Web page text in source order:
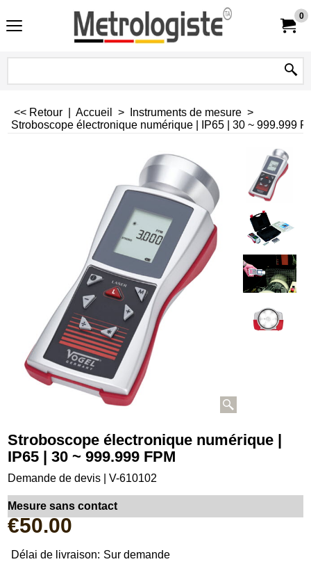
0
<< Retour Accueil > Instruments de mesure >
Stroboscope électronique numérique | IP65 | 30 ~ 999.999
Stroboscope électronique numérique |
IP65 | 30 ~ 999.999 FPM
Demande de devis | V-610102
Mesure sans contact
€50.00
Délai de livraison: Sur demande